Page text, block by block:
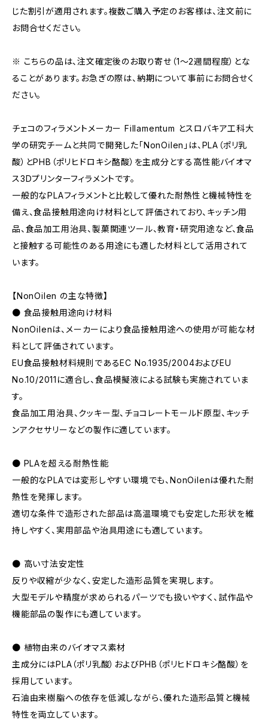
じた割引が適用されます。複数ご購入予定のお客様は、注文前に
お問合せください。
※ こちらの品は、注文確定後のお取り寄せ（1～2週間程度）とな
ることがあります。お急ぎの際は、納期について事前にお問合せく
ださい。
チェコのフィラメントメーカー Fillamentum とスロバキア工科大
学の研究チームと共同で開発した「NonOilen」は、PLA（ポリ乳
酸）とPHB（ポリヒドロキシ酪酸）を主成分とする高性能バイオマ
ス3Dプリンターフィラメントです。
一般的なPLAフィラメントと比較して優れた耐熱性と機械特性を
備え、食品接触用途向け材料として評価されており、キッチン用
品、食品加工用治具、製菓関連ツール、教育・研究用途など、食品
と接触する可能性のある用途にも適した材料として活用されて
います。
【NonOilen の主な特徴】
● 食品接触用途向け材料
NonOilenは、メーカーにより食品接触用途への使用が可能な材
料として評価されています。
EU食品接触材料規則であるEC No.1935/2004およびEU
No.10/2011に適合し、食品模擬液による試験も実施されていま
す。
食品加工用治具、クッキー型、チョコレートモールド原型、キッチ
ンアクセサリーなどの製作に適しています。
● PLAを超える耐熱性能
一般的なPLAでは変形しやすい環境でも、NonOilenは優れた耐
熱性を発揮します。
適切な条件で造形された部品は高温環境でも安定した形状を維
持しやすく、実用部品や治具用途にも適しています。
● 高い寸法安定性
反りや収縮が少なく、安定した造形品質を実現します。
大型モデルや精度が求められるパーツでも扱いやすく、試作品や
機能部品の製作にも適しています。
● 植物由来のバイオマス素材
主成分にはPLA（ポリ乳酸）およびPHB（ポリヒドロキシ酪酸）を
採用しています。
石油由来樹脂への依存を低減しながら、優れた造形品質と機械
特性を両立しています。